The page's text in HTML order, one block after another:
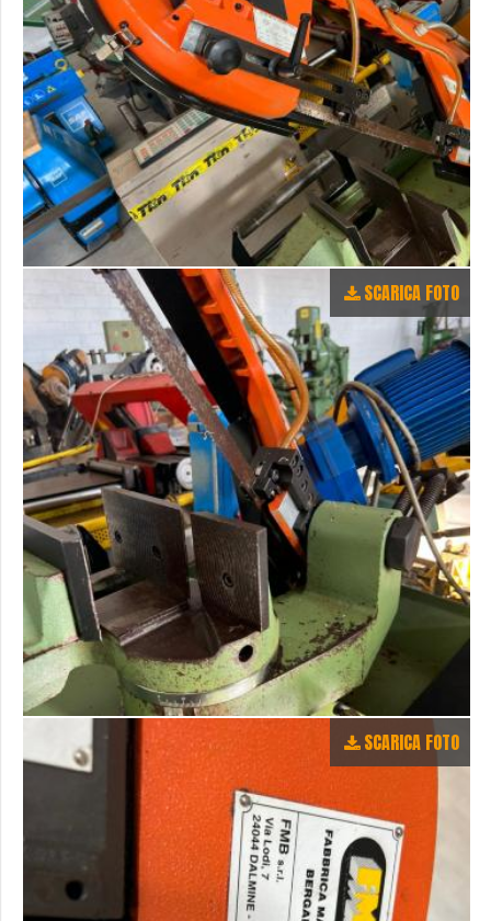
SCARICA FOTO
SCARICA FOTO